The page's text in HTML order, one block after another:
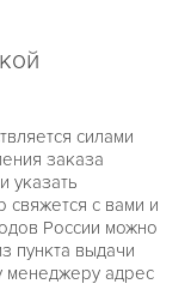
силами
заказа
указать
с вами и
России можно
пункта выдачи
менеджеру адрес